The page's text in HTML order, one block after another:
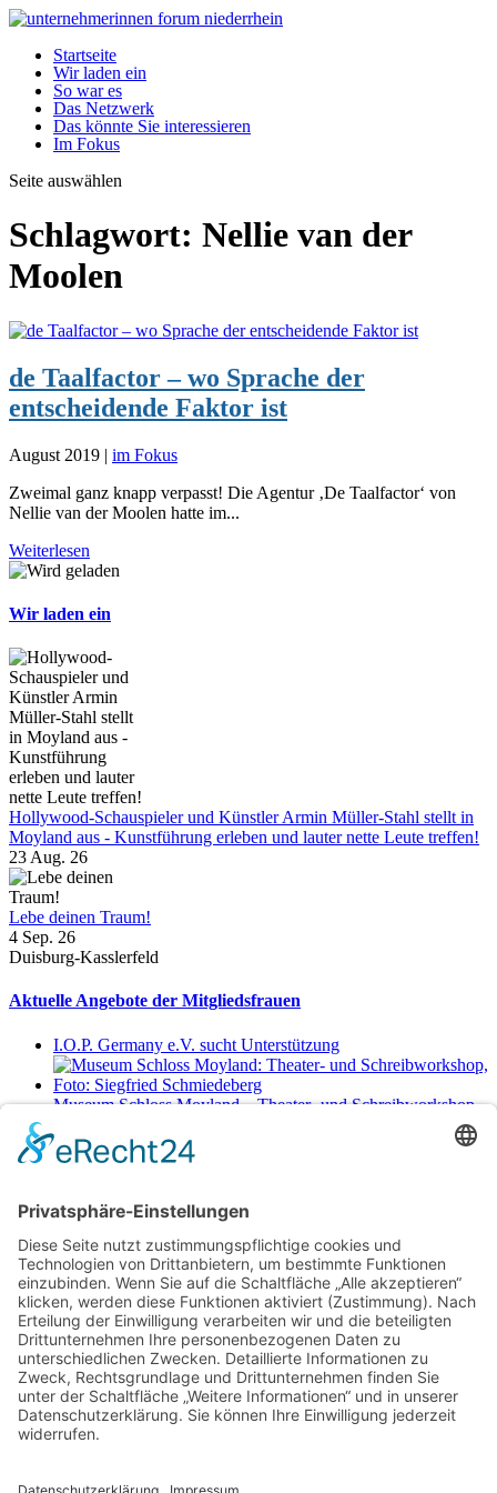
Startseite
Wir laden ein
So war es
Das Netzwerk
Das könnte Sie interessieren
Im Fokus
Seite auswählen
Schlagwort: Nellie van der
Moolen
de Taalfactor – wo Sprache der
entscheidende Faktor ist
August 2019 | im Fokus
Zweimal ganz knapp verpasst! Die Agentur ‚De Taalfactor‘ von
Nellie van der Moolen hatte im...
Weiterlesen
Wir laden ein
Hollywood-Schauspieler und Künstler Armin Müller-Stahl stellt in
Moyland aus - Kunstführung erleben und lauter nette Leute treffen!
23 Aug. 26
Lebe deinen Traum!
4 Sep. 26
Duisburg-Kasslerfeld
Aktuelle Angebote der Mitgliedsfrauen
I.O.P. Germany e.V. sucht Unterstützung
Museum Schloss Moyland – Theater- und Schreibworkshop
Netzwerkerinnen
Login für Mitglieder
Noch kein Mitglied im unternehmerinnen forum niederrhein?
gibt es weitere Informationen.
Für Mitgliedsfrauen: zum Erstellen eigener Angebote und zum
Bearbeiten des Unternehmensprofils bitte einloggen!
Social Media
Folge dem unternehmerinnen forum niederrhein auch auf Facebook,
Instagram oder LinkedIn.